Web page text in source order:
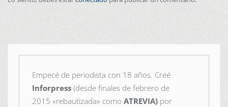
Empecé de periodista con 18 años. Creé
Inforpress (desde finales de febrero de
2015 «rebautizada» como ATREVIA) por